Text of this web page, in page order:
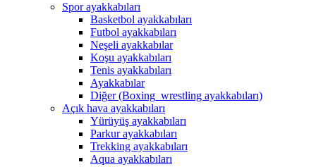
Spor ayakkabıları
Basketbol ayakkabıları
Futbol ayakkabıları
Neşeli ayakkabılar
Koşu ayakkabıları
Tenis ayakkabıları
Ayakkabılar
Diğer (Boxing_wrestling ayakkabıları)
Açık hava ayakkabıları
Yürüyüş ayakkabıları
Parkur ayakkabıları
Trekking ayakkabıları
Aqua ayakkabıları